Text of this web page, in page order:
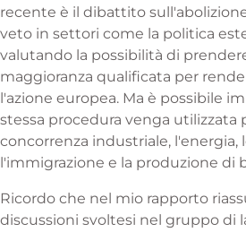
recente è il dibattito
veto in settori come la politica
valutando la possibilità di
maggioranza qualificata per
l'azione europea. Ma è possibile
stessa procedura venga utilizzata
concorrenza industriale, l'energia,
l'immigrazione e la produzione di
Ricordo che nel mio rapporto
discussioni svoltesi nel gruppo di